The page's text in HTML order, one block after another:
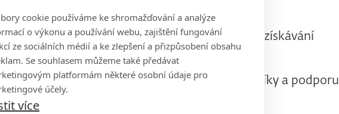
cookie používáme ke shromažďování a analýze
o výkonu a používání webu, zajištění fungování
ze sociálních médií a ke zlepšení a přizpůsobení obsahu
Se souhlasem můžeme také předávat
platformám některé osobní údaje pro
účely.
více
a hodnotného obsahu pro budování autority a získávání
marketingu pro udržování vztahů se zákazníky a podporu